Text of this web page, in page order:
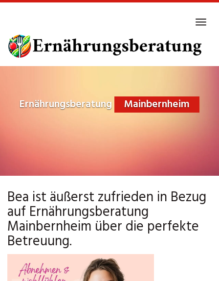
main
content
Ernährungsberatung Mainbernheim
Bea ist äußerst zufrieden in Bezug
auf Ernährungsberatung
Mainbernheim über die perfekte
Betreuung.